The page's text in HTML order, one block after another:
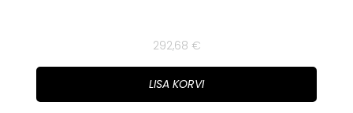
292,68 €
LISA KORVI